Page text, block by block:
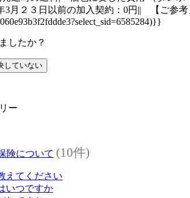
3月２３日以前の加入契約：0円|| 【ご参
したか？
していない
ー
険について (10件)
えてください
いつですか